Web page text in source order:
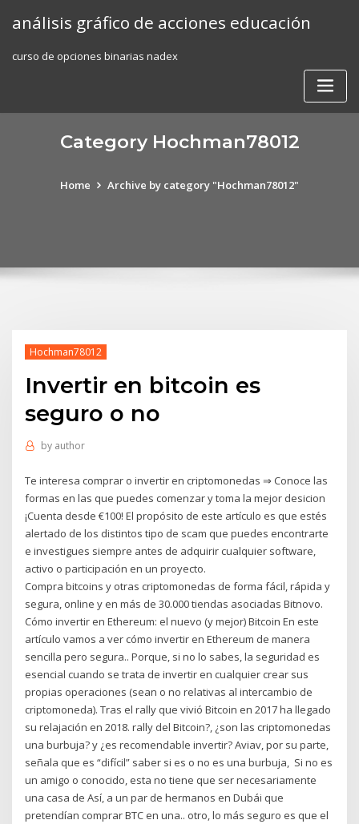
análisis gráfico de acciones educación
curso de opciones binarias nadex
Category Hochman78012
Home Archive by category "Hochman78012"
Hochman78012
Invertir en bitcoin es
seguro o no
by author
Te interesa comprar o invertir en criptomonedas ⇒ Conoce las
formas en las que puedes comenzar y toma la mejor desicion
¡Cuenta desde €100! El propósito de este artículo es que estés
alertado de los distintos tipo de scam que puedes encontrarte
e investigues siempre antes de adquirir cualquier software,
activo o participación en un proyecto.
Compra bitcoins y otras criptomonedas de forma fácil, rápida y
segura, online y en más de 30.000 tiendas asociadas Bitnovo.
Cómo invertir en Ethereum: el nuevo (y mejor) Bitcoin En este
artículo vamos a ver cómo invertir en Ethereum de manera
sencilla pero segura.. Porque, si no lo sabes, la seguridad es
esencial cuando se trata de invertir en cualquier crear sus
propias operaciones (sean o no relativas al intercambio de
criptomoneda). Tras el rally que vivió Bitcoin en 2017 ha llegado
su relajación en 2018. rally del Bitcoin?, ¿son las criptomonedas
una burbuja? y ¿es recomendable invertir? Aviav, por su parte,
señala que es “difícil” saber si es o no es una burbuja, Si no es
un amigo o conocido, esta no tiene que ser necesariamente
una casa de Así, a un par de hermanos en Dubái que
pretendían comprar BTC en una.. otro, lo más seguro es que el